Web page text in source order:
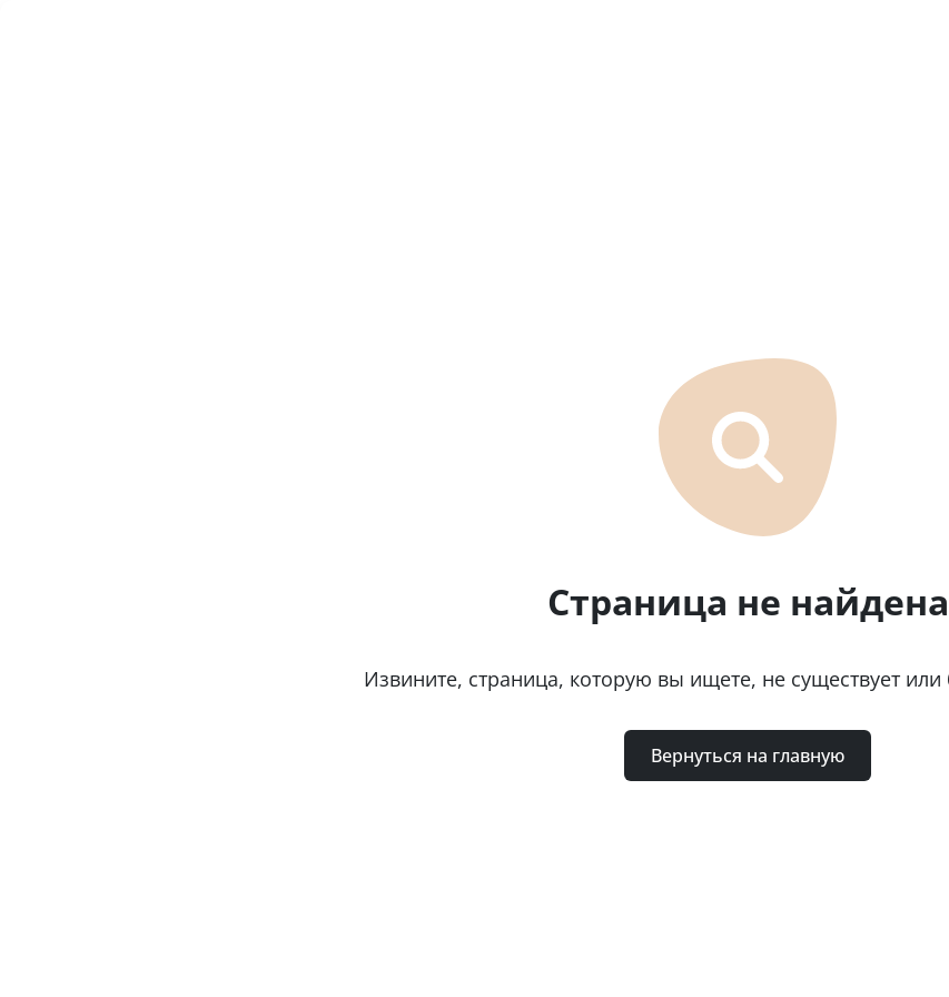
Страница не найдена
Извините, страница, которую вы ищете, не существует
Вернуться на главную